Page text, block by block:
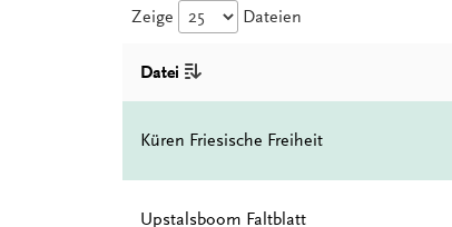
Zeige Dateien
Datei
Küren Friesische Freiheit
Upstalsboom Faltblatt